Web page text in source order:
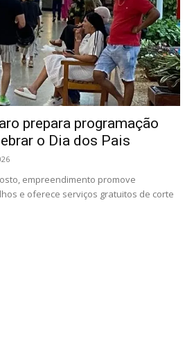
prepara programação
o Dia dos Pais
empreendimento promove
e oferece serviços gratuitos de corte